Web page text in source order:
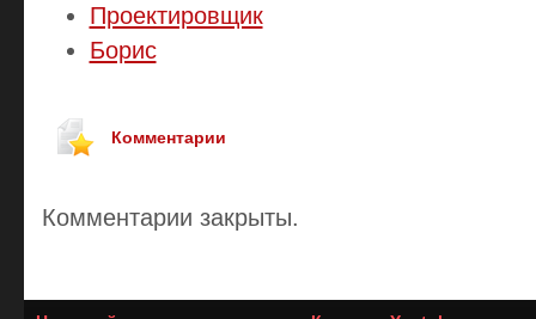
Проектировщик
Борис
Комментарии
Комментарии закрыты.